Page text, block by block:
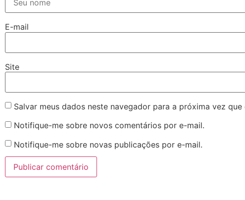
E-mail
Site
Salvar meus dados neste navegador para a próxima vez que
Notifique-me sobre novos comentários por e-mail.
Notifique-me sobre novas publicações por e-mail.